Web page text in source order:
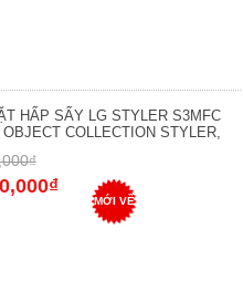
HẤP SẤY LG STYLER S3MFC
COLLECTION STYLER,
MỚI VỀ